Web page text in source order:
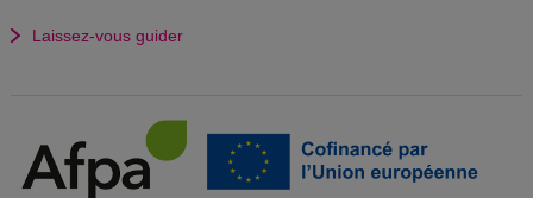
Laissez-vous guider